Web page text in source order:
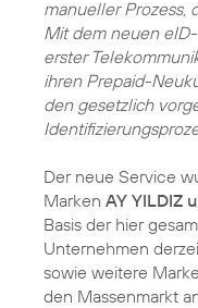
manueller Prozess,
Mit dem neuen
erster
ihren Prepaid-
den gesetzlich
Der neue Service
Marken AY YILDIZ
Basis der hier
Unternehmen
sowie weitere
den Massenmarkt